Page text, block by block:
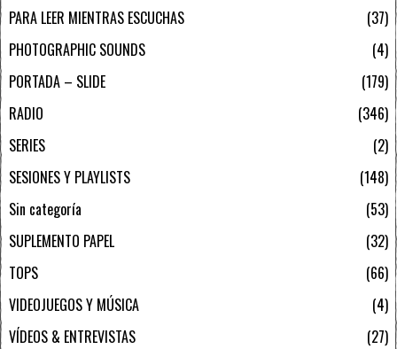
PARA LEER MIENTRAS ESCUCHAS
37
PHOTOGRAPHIC SOUNDS
4
PORTADA – SLIDE
179
RADIO
346
SERIES
2
SESIONES Y PLAYLISTS
148
Sin categoría
53
SUPLEMENTO PAPEL
32
TOPS
66
VIDEOJUEGOS Y MÚSICA
4
VÍDEOS & ENTREVISTAS
27